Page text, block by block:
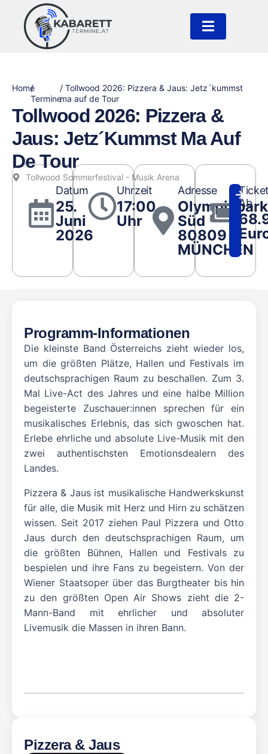
Home
/
Termine
/ Tollwood 2026: Pizzera & Jaus: Jetz´kummst
ma auf de Tour
Tollwood 2026: Pizzera &
Jaus: Jetz´kummst Ma Auf
De Tour
Tollwood Sommerfestival - Musik Arena
Datum
25.
Juni
2026
Uhrzeit
17:00
Uhr
Adresse
Olympiapark
Süd
80809
MÜNCHEN
Ab
Programm-Informationen
Die kleinste Band Österreichs zieht wieder los,
um die größten Plätze, Hallen und Festivals im
deutschsprachigen Raum zu beschallen. Zum 3.
Mal Live-Act des Jahres und eine halbe Million
begeisterte Zuschauer:innen sprechen für ein
musikalisches Erlebnis, das sich gwoschen hat.
Erlebe ehrliche und absolute Live-Musik mit den
zwei authentischsten Emotionsdealern des
Landes.
Pizzera & Jaus ist musikalische Handwerkskunst
für alle, die Musik mit Herz und Hirn zu schätzen
wissen. Seit 2017 ziehen Paul Pizzera und Otto
Jaus durch den deutschsprachigen Raum, um
die größten Bühnen, Hallen und Festivals zu
bespielen und ihre Fans zu begeistern. Von der
Wiener Staatsoper über das Burgtheater bis hin
zu den größten Open Air Shows zieht die 2-
Mann-Band mit ehrlicher und absoluter
Livemusik die Massen in ihren Bann.
Pizzera & Jaus